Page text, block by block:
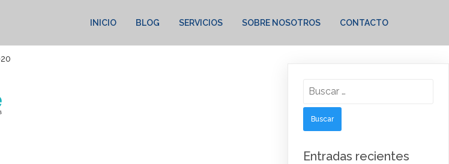
INICIO BLOG SERVICIOS SOBRE NOSOTROS CONTACTO
text ever since the 1500s.
Entradas recientes